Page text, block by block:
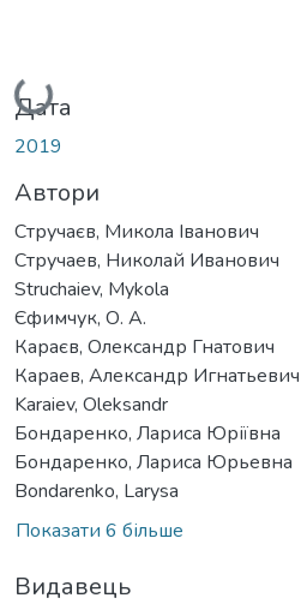
Вантажиться...
Дата
2019
Автори
Стручаєв, Микола Іванович
Стручаев, Николай Иванович
Struchaiev, Mykola
Єфимчук, О. А.
Караєв, Олександр Гнатович
Караев, Александр Игнатьевич
Karaiev, Oleksandr
Бондаренко, Лариса Юріївна
Бондаренко, Лариса Юрьевна
Bondarenko, Larysa
Показати 6 більше
Видавець